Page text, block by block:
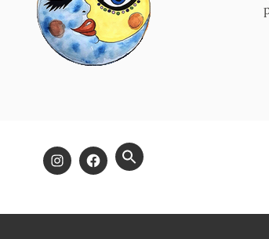
SEARCH